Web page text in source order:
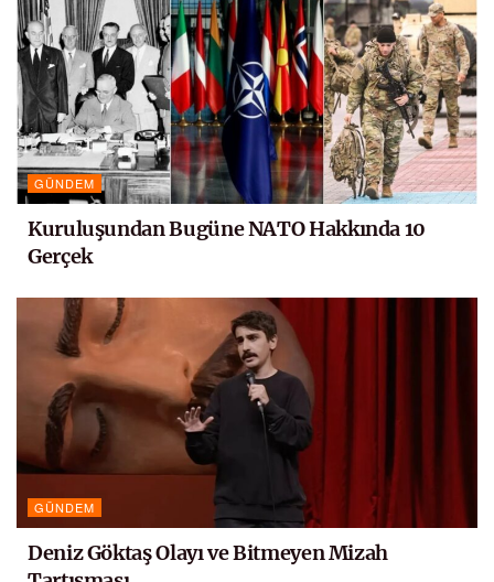
GÜNDEM
Kuruluşundan Bugüne NATO Hakkında 10
Gerçek
GÜNDEM
Deniz Göktaş Olayı ve Bitmeyen Mizah